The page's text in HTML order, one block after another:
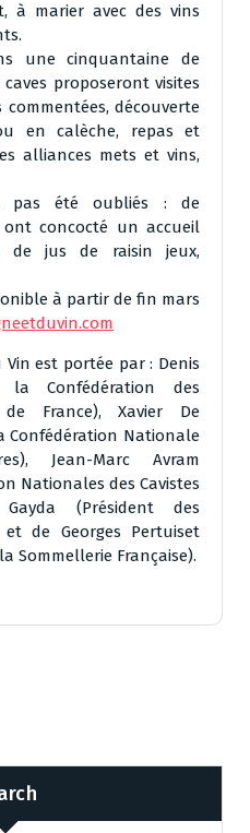
à marier avec des vins
une cinquantaine de
proposeront visites
découverte
en calèche, repas et
alliances mets et vins,
pas été oubliés : de
concocté un accueil
de jus de raisin jeux,
à partir de fin mars
est portée par : Denis
la Confédération des
de France), Xavier De
Confédération Nationale
Jean-Marc Avram
Nationales des Cavistes
(Président des
de Georges Pertuiset
Sommellerie Française).